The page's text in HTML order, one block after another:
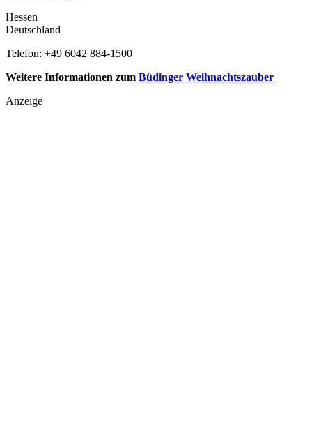
Hessen
Deutschland
Telefon: +49 6042 884-1500
Weitere Informationen zum Büdinger Weihnachtszauber
Anzeige